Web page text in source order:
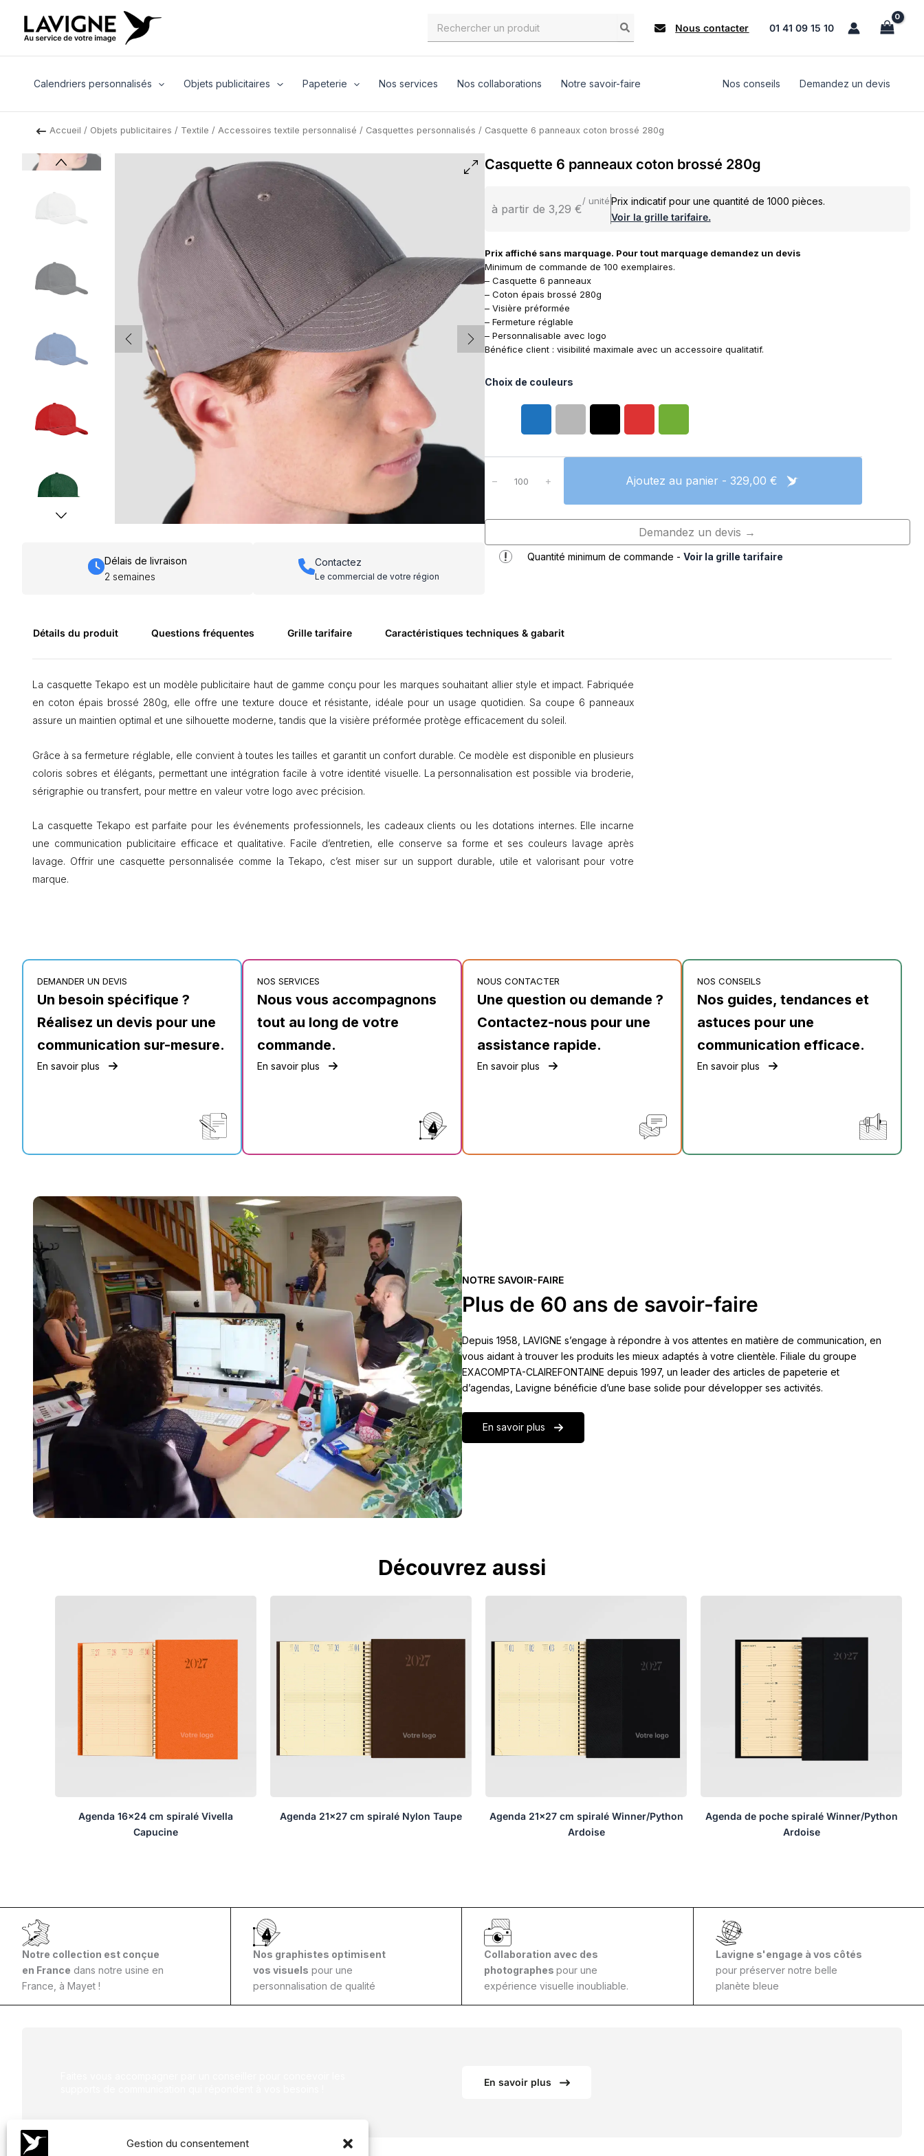
Gestion du consentement
contenu
for:
Nous contacter 01 41 09 15 10
Calendriers personnalisés Objets publicitaires Papeterie Nos services Nos collaborations Notre savoir-faire Nos conseils Demandez un devis
Accueil / Objets publicitaires / Textile / Accessoires textile personnalisé / Casquettes personnalisés / Casquette 6 panneaux coton brossé 280g
Délais de livraison
2 semaines
Contactez
Le commercial de votre région
Casquette 6 panneaux coton brossé 280g
à partir de 3,29 €
/ unitéPrix indicatif pour une quantité de 1000 pièces.
Voir la grille tarifaire.
Prix affiché sans marquage. Pour tout marquage demandez un devis
Minimum de commande de 100 exemplaires.
– Casquette 6 panneaux
– Coton épais brossé 280g
– Visière préformée
– Fermeture réglable
– Personnalisable avec logo
Bénéfice client : visibilité maximale avec un accessoire qualitatif.
Choix de couleurs
q
t
t
t
e
6
a
n
c
o
s
é
2
0
g
− + Ajoutez au panier - 329,00 €
Demandez un devis →
Quantité minimum de commande - Voir la grille tarifaire
Détails du produit Questions fréquentes Grille tarifaire Caractéristiques techniques & gabarit
La casquette Tekapo est un modèle publicitaire haut de gamme conçu pour les marques souhaitant allier style et impact. Fabriquée
en coton épais brossé 280g, elle offre une texture douce et résistante, idéale pour un usage quotidien. Sa coupe 6 panneaux
assure un maintien optimal et une silhouette moderne, tandis que la visière préformée protège efficacement du soleil.
Grâce à sa fermeture réglable, elle convient à toutes les tailles et garantit un confort durable. Ce modèle est disponible en plusieurs
coloris sobres et élégants, permettant une intégration facile à votre identité visuelle. La personnalisation est possible via broderie,
sérigraphie ou transfert, pour mettre en valeur votre logo avec précision.
La casquette Tekapo est parfaite pour les événements professionnels, les cadeaux clients ou les dotations internes. Elle incarne
une communication publicitaire efficace et qualitative. Facile d’entretien, elle conserve sa forme et ses couleurs lavage après
lavage. Offrir une casquette personnalisée comme la Tekapo, c’est miser sur un support durable, utile et valorisant pour votre
marque.
DEMANDER UN DEVIS
Un besoin spécifique ?
Réalisez un devis pour une
communication sur-mesure.
En savoir plus
NOS SERVICES
Nous vous accompagnons
tout au long de votre
commande.
En savoir plus
NOUS CONTACTER
Une question ou demande ?
Contactez-nous pour une
assistance rapide.
En savoir plus
NOS CONSEILS
Nos guides, tendances et
astuces pour une
communication efficace.
En savoir plus
NOTRE SAVOIR-FAIRE
Plus de 60 ans de savoir-faire
Depuis 1958, LAVIGNE s’engage à répondre à vos attentes en matière de communication, en
vous aidant à trouver les produits les mieux adaptés à votre clientèle. Filiale du groupe
EXACOMPTA-CLAIREFONTAINE depuis 1997, un leader des articles de papeterie et
d’agendas, Lavigne bénéficie d’une base solide pour développer ses activités.
En savoir plus
Découvrez aussi
Agenda 16×24 cm spiralé Vivella
Capucine
Agenda 21×27 cm spiralé Nylon Taupe
Agenda 21×27 cm spiralé Winner/Python
Ardoise
Agenda de poche spiralé Winner/Python
Ardoise
Notre collection est conçue
en France dans notre usine en
France, à Mayet !
Nos graphistes optimisent
vos visuels pour une
personnalisation de qualité
Collaboration avec des
photographespour une
expérience visuelle inoubliable.
Lavigne s'engage à vos côtés
pour préserver notre belle
planète bleue
En savoir plus